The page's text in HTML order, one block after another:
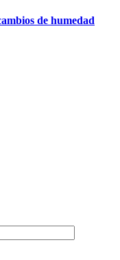
de humedad